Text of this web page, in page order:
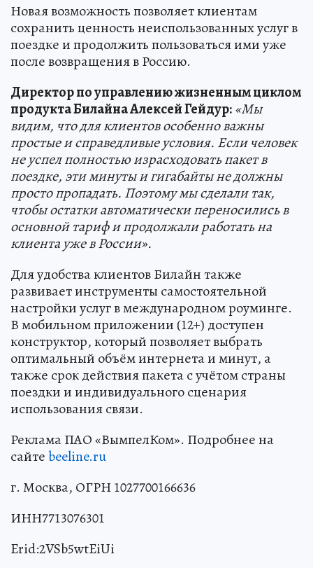
Новая возможность позволяет клиентам
сохранить ценность неиспользованных услуг в
поездке и продолжить пользоваться ими уже
после возвращения в Россию.
Директор по управлению жизненным циклом
продукта Билайна Алексей Гейдур:«Мы
видим, что для клиентов особенно важны
простые и справедливые условия. Если человек
не успел полностью израсходовать пакет в
поездке, эти минуты и гигабайты не должны
просто пропадать. Поэтому мы сделали так,
чтобы остатки автоматически переносились в
основной тариф и продолжали работать на
клиента уже в России».
Для удобства клиентов Билайн также
развивает инструменты самостоятельной
настройки услуг в международном роуминге.
В мобильном приложении (12+) доступен
конструктор, который позволяет выбрать
оптимальный объём интернета и минут, а
также срок действия пакета с учётом страны
поездки и индивидуального сценария
использования связи.
Реклама ПАО «ВымпелКом». Подробнее на
сайтеbeeline.ru
г. Москва, ОГРН 1027700166636
ИНН7713076301
Erid:2VSb5wtEiUi